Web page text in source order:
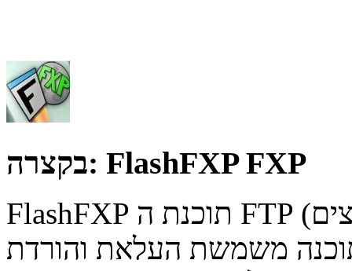
בקצרה: FlashFXP FXP
FlashFXP תוכנת ה FTP (פרוטוקול להעברת קבצים) המובילה
משמשת העלאת והורדת